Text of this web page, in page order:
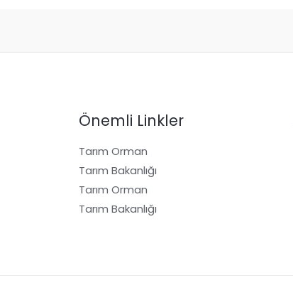
Önemli Linkler
Tarım Orman
Tarım Bakanlığı
Tarım Orman
Tarım Bakanlığı